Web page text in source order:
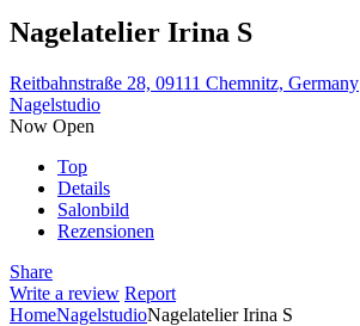
Nagelatelier Irina S
Reitbahnstraße 28, 09111 Chemnitz, Germany
Nagelstudio
Now Open
Top
Details
Salonbild
Rezensionen
Share
Write a review Report
HomeNagelstudioNagelatelier Irina S